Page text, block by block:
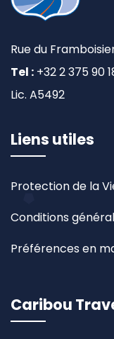
Rue du
Tel : +32 2 375 90
Lic. A5492
Liens utiles
Protection de la
Conditions
Préférences en
Caribou